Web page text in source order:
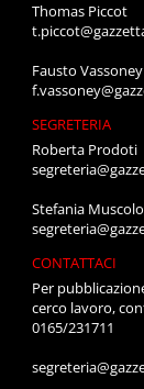
Thomas Piccot
Fausto Vassoney
SEGRETERIA
Roberta Prodoti
Stefania Muscolo
CONTATTACI
Per
cerco lavoro,
0165/231711